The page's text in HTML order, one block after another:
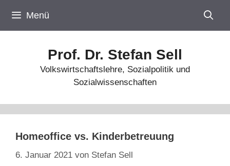
Inhalt
springen
Menü
Prof. Dr. Stefan Sell
Volkswirtschaftslehre, Sozialpolitik und
Sozialwissenschaften
Homeoffice vs. Kinderbetreuung
6. Januar 2021 von Stefan Sell